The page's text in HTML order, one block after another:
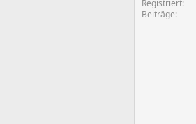
Registriert
Beiträge